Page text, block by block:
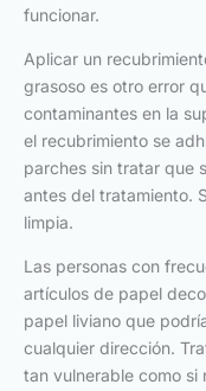
funcionar.
Aplicar un
grasoso es otro error
contaminantes en la
el recubrimiento se
parches sin tratar que
antes del tratamiento.
limpia.
Las personas con
artículos de papel
papel liviano que
cualquier dirección.
tan vulnerable como si